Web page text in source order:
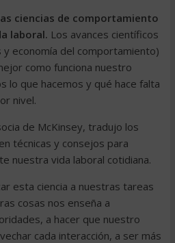
ciencias de comportamiento
laboral. Los avances científicos
y economía del comportamiento)
como funciona nuestro
lo que hacemos y qué hace falta
nivel.
de McKinsey, tradujo los
técnicas y consejos para
nuestra vida laboral cotidiana.
esta ciencia a nuestras tareas
cosas nos enseña a
a hacer que nuestro
cada interacción, a ser más